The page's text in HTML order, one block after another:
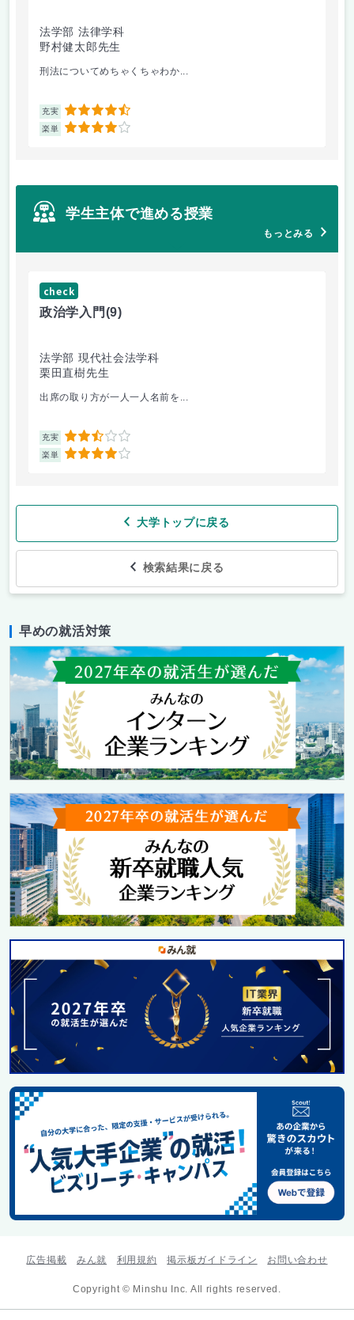
法学部 法律学科
野村健太郎先生
刑法についてめちゃくちゃわか...
充実 4.5
楽単 4
学生主体で進める授業
もっとみる
check
政治学入門(9)
法学部 現代社会法学科
栗田直樹先生
出席の取り方が一人一人名前を...
充実 2.5
楽単 4
大学トップに戻る
検索結果に戻る
早めの就活対策
広告掲載 みん就 利用規約 掲示板ガイドライン お問い合わせ
Copyright © Minshu Inc. All rights reserved.